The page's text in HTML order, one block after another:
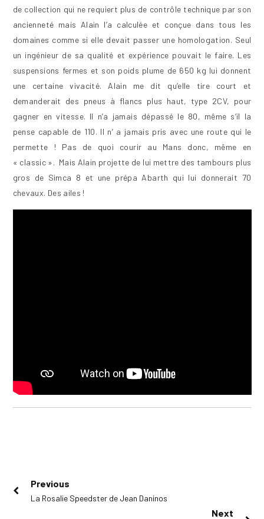
de collection qui ne requiert plus de contrôle technique par son
ancienneté mais Alain l’a calculée et conçue dans tous les
domaines comme si elle devait passer une homologation. Seul
un ingénieur de sa qualité et expérience pouvait le faire. Les
suspensions fermes et son poids plume de 650 kg lui donnent
une certaine vivacité. Alain me dit qu’elle tire court et
demanderait des pneus à flancs plus haut, type 2CV, pour
gagner en vitesse. Il n’a jamais dépassé le 80, même s’il la
pense capable de 110. Il n’ a jamais pris avec une route qui le
permette ! Pas de quoi courir au Mans donc, même en
« classic ». Mais Alain projette de lui mettre des tambours plus
gros de Simca 8 et une prépa Abarth qui lui donnerait 70
chevaux. Des ailes !
Navigation
Previous
Previous
La Rosalie Speedster de Jean Daninos
Next